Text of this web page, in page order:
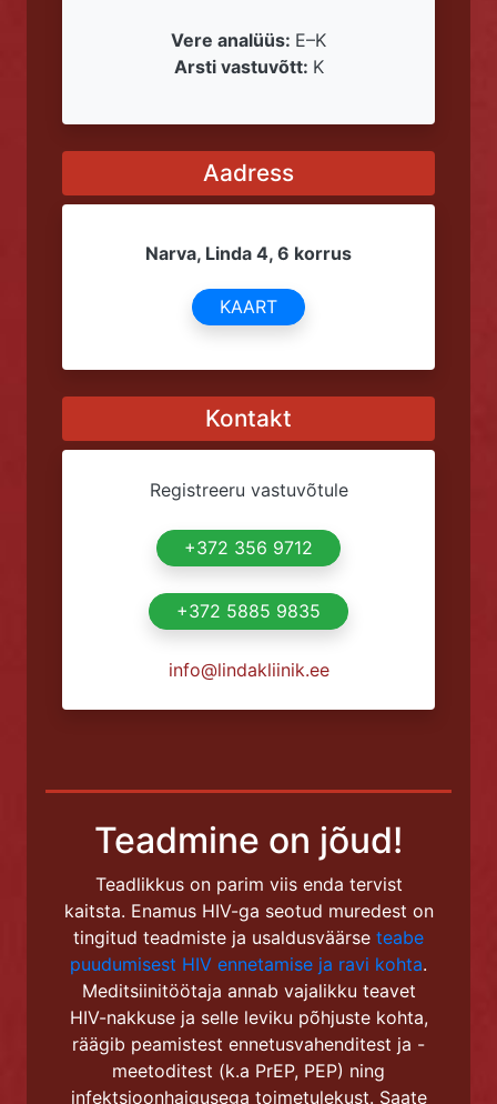
Vere analüüs: E–K
Arsti vastuvõtt: K
Aadress
Narva, Linda 4, 6 korrus
KAART
Kontakt
Registreeru vastuvõtule
+372 356 9712
+372 5885 9835
info@lindakliinik.ee
Teadmine on jõud!
Teadlikkus on parim viis enda tervist
kaitsta. Enamus HIV-ga seotud muredest on
tingitud teadmiste ja usaldusväärse teabe
puudumisest HIV ennetamise ja ravi kohta.
Meditsiinitöötaja annab vajalikku teavet
HIV-nakkuse ja selle leviku põhjuste kohta,
räägib peamistest ennetusvahenditest ja -
meetoditest (k.a PrEP, PEP) ning
infektsioonhaigusega toimetulekust. Saate